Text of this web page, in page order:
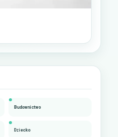
Budownictwo
Dziecko